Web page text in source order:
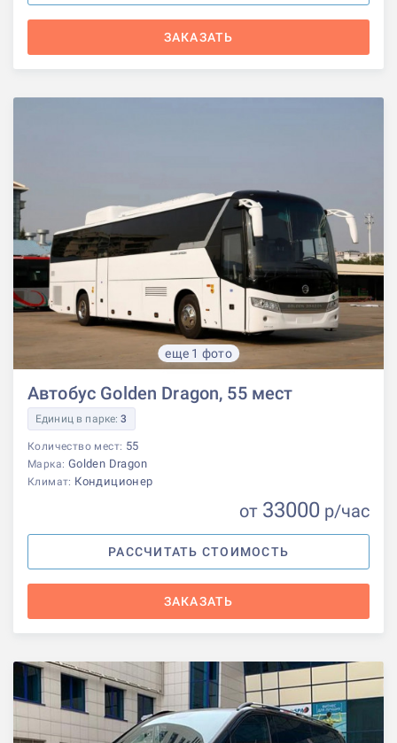
ЗАКАЗАТЬ
еще 1 фото
Автобус Golden Dragon, 55 мест
Единиц в парке:3
Количество мест: 55
Марка: Golden Dragon
Климат: Кондиционер
от 33000 р/час
РАССЧИТАТЬ СТОИМОСТЬ
ЗАКАЗАТЬ